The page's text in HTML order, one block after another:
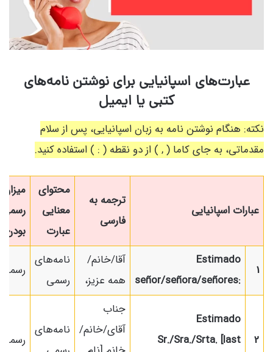
عبارت‌های اسپانیایی برای نوشتن نامه‌های
کتبی یا ایمیل
نکته: هنگام نوشتن نامه به زبان اسپانیایی، پس از سلام
مقدماتی، به جای کاما ( , ) از دو نقطه ( : ) استفاده کنید.
عبارات اسپانیایی
ترجمه به
فارسی
محتوای
معنایی
عبارت
میزان
رسمی
بودن
1
Estimado
señor/señora/señores:
آقا/خانم/
همه عزیز،
نامه‌های
رسمی
رسمی
2
Estimado
Sr./Sra./Srta. [last
جناب
آقای/خانم/
نامه‌های
رسمی